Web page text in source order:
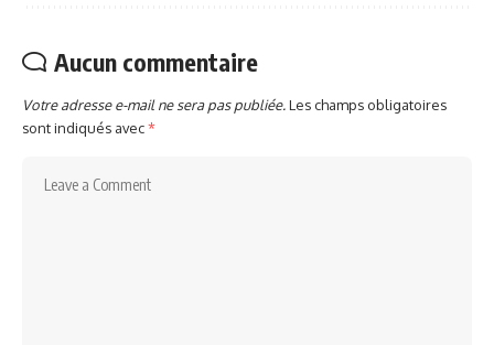
Aucun commentaire
Votre adresse e-mail ne sera pas publiée.Les champs obligatoires
sont indiqués avec*